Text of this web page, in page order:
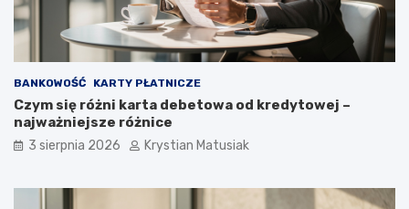
BANKOWOŚĆ KARTY PŁATNICZE
Czym się różni karta debetowa od kredytowej –
najważniejsze różnice
3 sierpnia 2026 Krystian Matusiak